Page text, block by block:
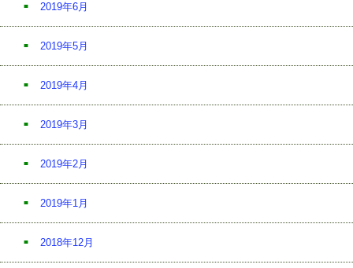
2019年6月
2019年5月
2019年4月
2019年3月
2019年2月
2019年1月
2018年12月